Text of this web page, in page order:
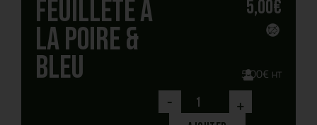
Feuilleté à
la poire &
bleu
5,00€
5,00€ HT
- +